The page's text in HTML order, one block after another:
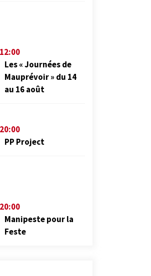
Les « Journées de
Mauprévoir » du 14
au 16 août
PP Project
Manipeste pour la
Feste